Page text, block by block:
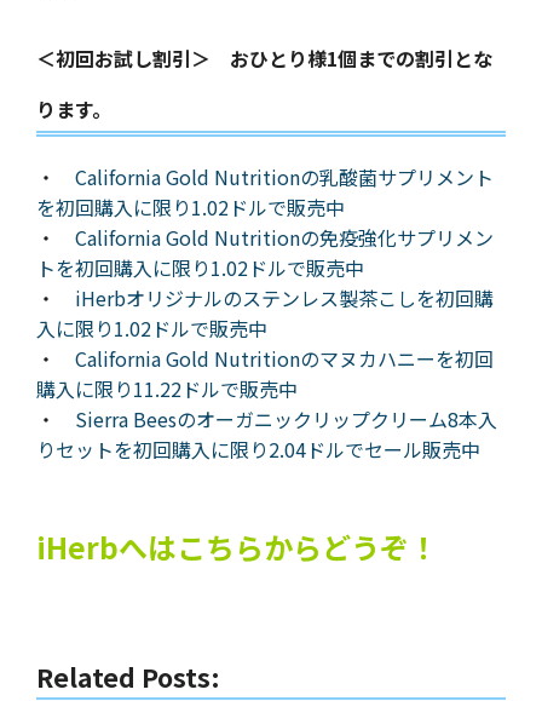
＜初回お試し割引＞ おひとり様1個までの割引とな
ります。
・ California Gold Nutritionの乳酸菌サプリメント
を初回購入に限り1.02ドルで販売中
・ California Gold Nutritionの免疫強化サプリメン
トを初回購入に限り1.02ドルで販売中
・ iHerbオリジナルのステンレス製茶こしを初回購
入に限り1.02ドルで販売中
・ California Gold Nutritionのマヌカハニーを初回
購入に限り11.22ドルで販売中
・ Sierra Beesのオーガニックリップクリーム8本入
りセットを初回購入に限り2.04ドルでセール販売中
iHerbへはこちらからどうぞ！
Related Posts: